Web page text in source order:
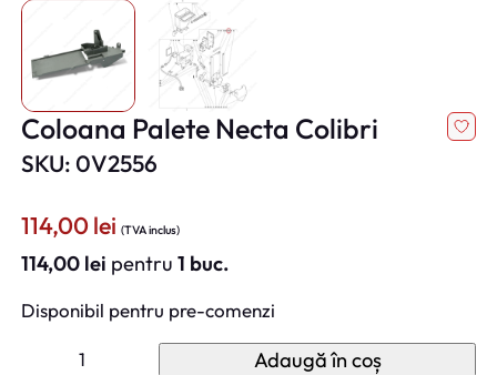
Coloana Palete Necta Colibri
SKU: 0V2556
114,00lei (TVA inclus)
114,00 lei pentru1 buc.
Disponibil pentru pre-comenzi
Adaugă în coș